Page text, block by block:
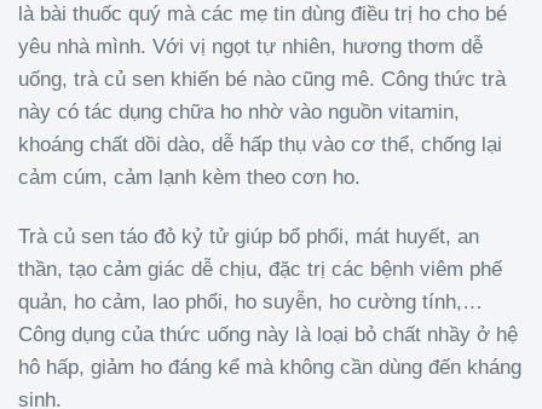
là bài thuốc quý mà các mẹ tin dùng điều trị ho cho bé
yêu nhà mình. Với vị ngọt tự nhiên, hương thơm dễ
uống, trà củ sen khiến bé nào cũng mê. Công thức trà
này có tác dụng chữa ho nhờ vào nguồn vitamin,
khoáng chất dồi dào, dễ hấp thụ vào cơ thể, chống lại
cảm cúm, cảm lạnh kèm theo cơn ho.
Trà củ sen táo đỏ kỷ tử giúp bổ phổi, mát huyết, an
thần, tạo cảm giác dễ chịu, đặc trị các bệnh viêm phế
quản, ho cảm, lao phổi, ho suyễn, ho cường tính,…
Công dụng của thức uống này là loại bỏ chất nhầy ở hệ
hô hấp, giảm ho đáng kể mà không cần dùng đến kháng
sinh.